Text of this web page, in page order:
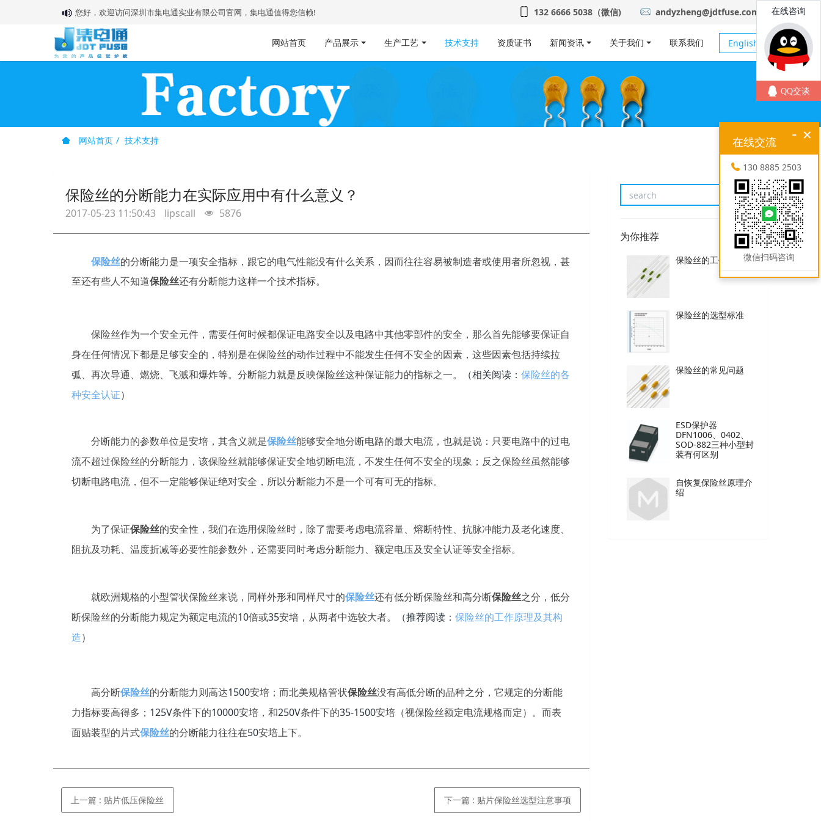
您好，欢迎访问深圳市集电通实业有限公司官网，集电通值得您信赖! 132 6666 5038（微信) andyzheng@jdtfuse.com
网站首页 产品展示 生产工艺 技术支持 资质证书 新闻资讯 关于我们 联系我们 English
网站首页 技术支持
保险丝的分断能力在实际应用中有什么意义？
2017-05-23 11:50:43 lipscall 5876
保险丝的分断能力是一项安全指标，跟它的电气性能没有什么关系，因而往往容易被制造者或使用者所忽视，甚
至还有些人不知道保险丝还有分断能力这样一个技术指标。
保险丝作为一个安全元件，需要任何时候都保证电路安全以及电路中其他零部件的安全，那么首先能够要保证自
身在任何情况下都是足够安全的，特别是在保险丝的动作过程中不能发生任何不安全的因素，这些因素包括持续拉
弧、再次导通、燃烧、飞溅和爆炸等。分断能力就是反映保险丝这种保证能力的指标之一。
（相关阅读： 保险丝的各
种安全认证）
分断能力的参数单位是安培，其含义就是保险丝能够安全地分断电路的最大电流，也就是说：只要电路中的过电
流不超过保险丝的分断能力，该保险丝就能够保证安全地切断电流，不发生任何不安全的现象；反之保险丝虽然能够
切断电路电流，但不一定能够保证绝对安全，所以分断能力不是一个可有可无的指标。
为了保证保险丝的安全性，我们在选用保险丝时，除了需要考虑电流容量、熔断特性、抗脉冲能力及老化速度、
阻抗及功耗、温度折减等必要性能参数外，还需要同时考虑分断能力、额定电压及安全认证等安全指标。
就欧洲规格的小型管状保险丝来说，同样外形和同样尺寸的保险丝还有低分断保险丝和高分断保险丝之分，低分
断保险丝的分断能力规定为额定电流的10倍或35安培，从两者中选较大者。 （推荐阅读： 保险丝的工作原理及其构
造）
高分断保险丝的分断能力则高达1500安培；而北美规格管状保险丝没有高低分断的品种之分，它规定的分断能
力指标要高得多； 125V条件下的10000安培，和250V条件下的35-1500安培（视保险丝额定电流规格而定）。而表
面贴装型的片式保险丝的分断能力往往在50安培上下。
上一篇 : 贴片低压保险丝 下一篇 : 贴片保险丝选型注意事项
为你推荐
保险丝的工作原理
保险丝的选型标准
保险丝的常见问题
ESD保护器
DFN1006、0402、
SOD-882三种小型封
装有何区别
自恢复保险丝原理介
绍
×
-
在线交流
130 8885 2503
微信扫码咨询